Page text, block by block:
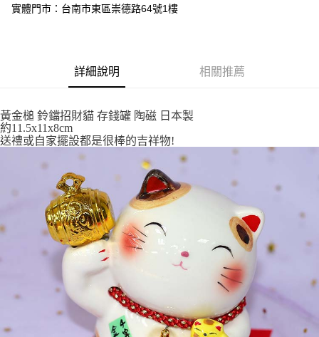
ATM付款
每筆NT$65，滿NT$999(含以上)免運費
付款後全家取貨
每筆NT$65，滿NT$999(含以上)免運費
每筆NT$65，滿NT$999(含以上)免運費
付款後7-11取貨
每筆NT$65，滿NT$999(含以上)免運費
每筆NT$100，滿NT$999(含以上)免運費
實體門市：台南市東區崇德路64號1樓
詳細說明 相關推薦
黃金槌 鈴鐺招財貓 存錢罐 陶磁 日本製
約11.5x11x8cm
送禮或自家擺設都是很棒的吉祥物!